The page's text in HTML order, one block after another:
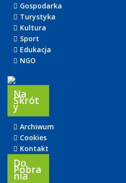
Gospodarka
Turystyka
Kultura
Sport
Edukacja
NGO
Na
Skrót
Y
Archiwum
Cookies
Kontakt
Do
Pobra
Nia